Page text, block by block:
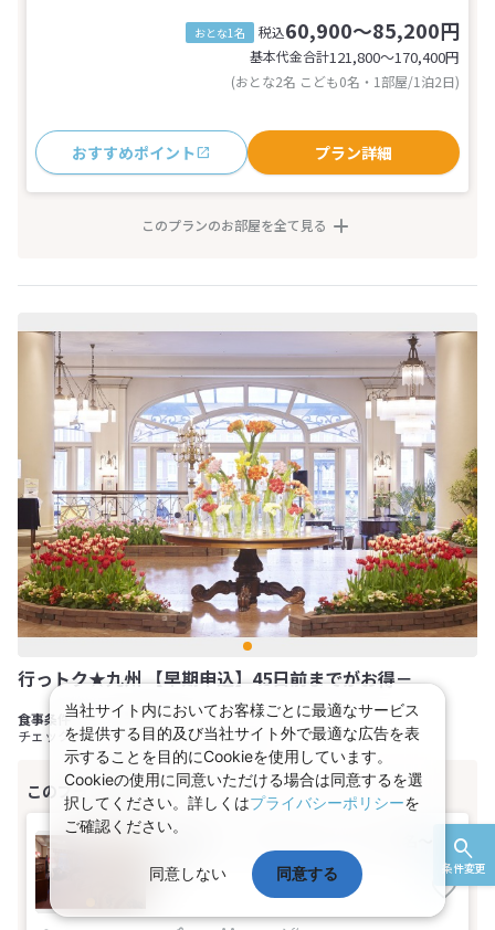
条件変更
おとな1名 税込60,900～85,200円
基本代金合計121,800〜170,400円
(おとな2名 こども0名・1部屋/1泊2日)
おすすめポイント プラン詳細
このプランのお部屋を全て見る
行っトク★九州 【早期申込】45日前までがお得－
食事なし
チェックイン 15:00 チェックアウト 11:00
【禁煙】１．スタンダードツイン(1名～2名
1室)
当社サイト内においてお客様ごとに最適なサービス
を提供する目的及び当社サイト外で最適な広告を表
示することを目的にCookieを使用しています。
Cookieの使用に同意いただける場合は同意するを選
択してください。詳しくはプライバシーポリシーを
ご確認ください。
同意しない 同意する